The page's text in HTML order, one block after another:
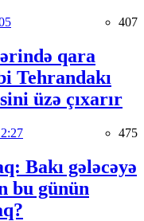
407
qara
Tehrandakı
üzə çıxarır
475
Bakı gələcəyə
bu günün